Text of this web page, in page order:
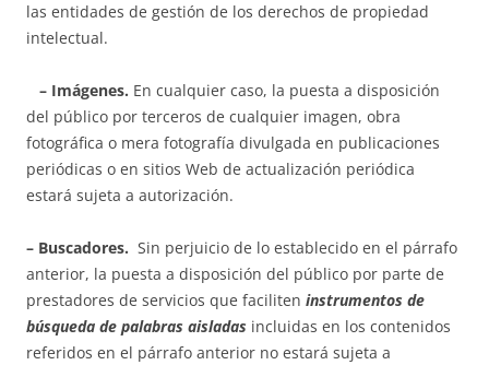
las entidades de gestión de los derechos de propiedad
intelectual.
– Imágenes. En cualquier caso, la puesta a disposición
del público por terceros de cualquier imagen, obra
fotográfica o mera fotografía divulgada en publicaciones
periódicas o en sitios Web de actualización periódica
estará sujeta a autorización.
– Buscadores. Sin perjuicio de lo establecido en el párrafo
anterior, la puesta a disposición del público por parte de
prestadores de servicios que faciliten instrumentos de
búsqueda de palabras aisladas incluidas en los contenidos
referidos en el párrafo anterior no estará sujeta a